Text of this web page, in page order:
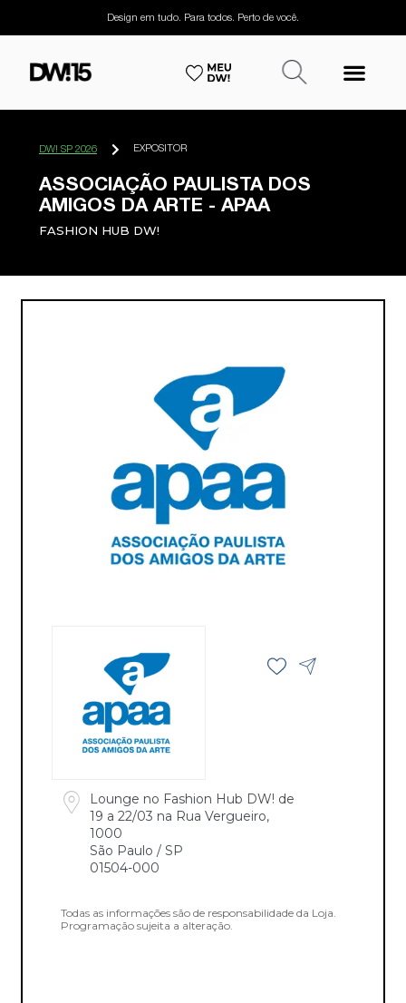
Design em tudo. Para todos. Perto de você.
DW! SP 2026 EXPOSITOR
ASSOCIAÇÃO PAULISTA DOS
AMIGOS DA ARTE - APAA
FASHION HUB DW!
Lounge no Fashion Hub DW! de
19 a 22/03 na Rua Vergueiro,
1000
São Paulo / SP
01504-000
Todas as informações são de responsabilidade da Loja.
Programação sujeita a alteração.